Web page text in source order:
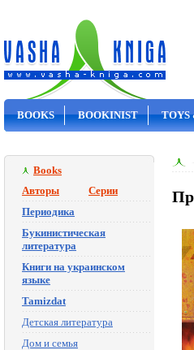
BOOKS BOOKINIST TOYS
Books
Авторы
Серии
Периодика
Букинистическая
литература
Книги на украинском
языке
Tamizdat
Детская литература
Дом и семья